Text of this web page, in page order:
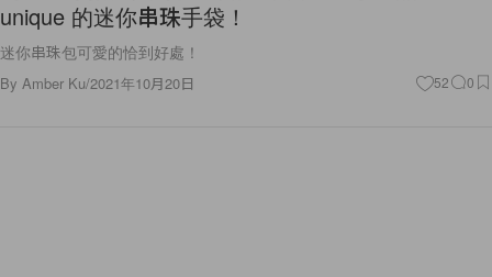
迷你串珠包可愛的恰到好處！
ByAmber Ku/2021年10月20日